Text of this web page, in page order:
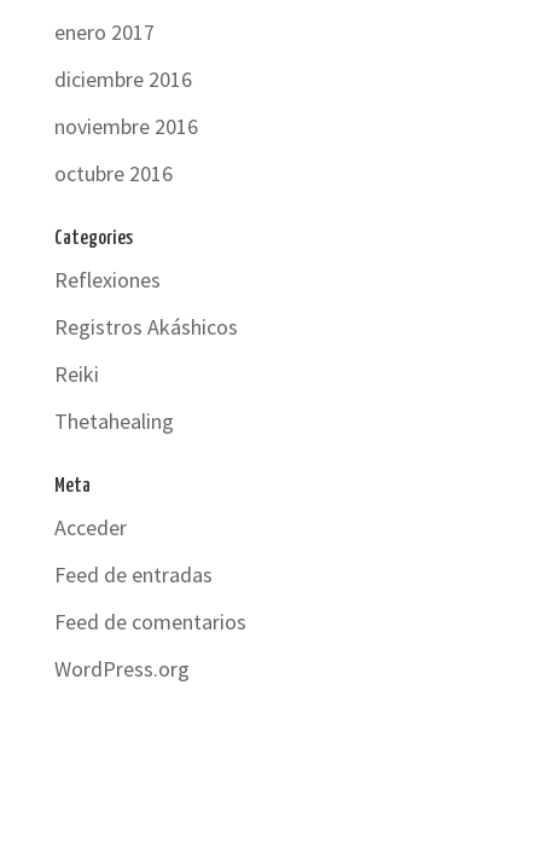
enero 2017
diciembre 2016
noviembre 2016
octubre 2016
Categories
Reflexiones
Registros Akáshicos
Reiki
Thetahealing
Meta
Acceder
Feed de entradas
Feed de comentarios
WordPress.org